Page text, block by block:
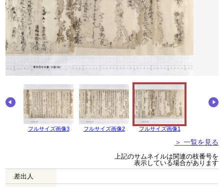
フルサイズ画像3 フルサイズ画像2 フルサイズ画像1
＞ 一覧を見る
上記のサムネイルは関連の枝番号を
表示している場合があります
差出人